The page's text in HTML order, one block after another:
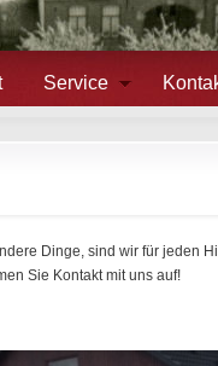
Service
Dinge, sind wir für jeden
Sie Kontakt mit uns auf!